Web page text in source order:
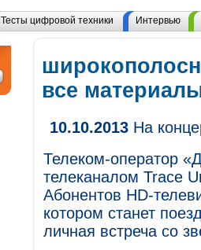
Тесты цифровой техники Интервью
все
10.10.2013 На
Телеком-оператор
телеканалом Trace
Абонентов HD-
котором станет
личная встреча со